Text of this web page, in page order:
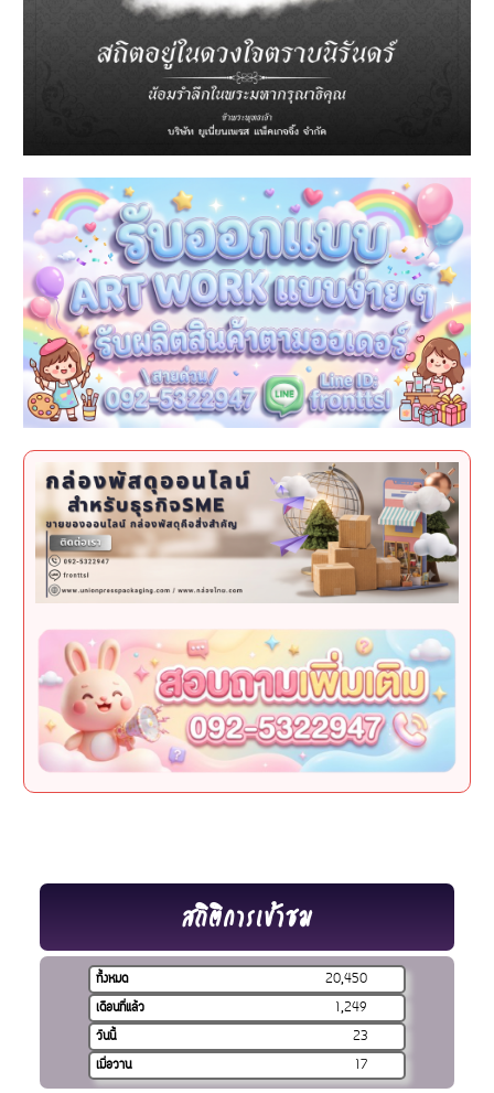
สถิติการเข้าชม
ทั้งหมด
20,450
เดือนที่แล้ว
1,249
วันนี้
23
เมื่อวาน
17